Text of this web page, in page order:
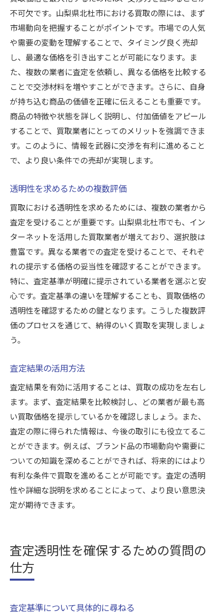
不可欠です。山梨県北杜市における買取の際には、まず
市場動向を把握することがポイントです。市場での人気
や需要の変動を理解することで、タイミング良く売却
し、最適な価格を引き出すことが可能になります。ま
た、複数の業者に査定を依頼し、異なる価格を比較する
ことで交渉材料を増やすことができます。さらに、自身
が持ち込む商品の価値を正確に伝えることも重要です。
商品の特徴や状態を詳しく説明し、付加価値をアピール
することで、買取業者にとってのメリットを強調できま
す。このように、情報を武器に交渉を有利に進めること
で、より良い条件での売却が実現します。
透明性を求めるための複数評価
買取における透明性を求めるためには、複数の業者から
査定を受けることが重要です。山梨県北杜市でも、イン
ターネットを活用した買取業者が増えており、選択肢は
豊富です。異なる業者での査定を受けることで、それぞ
れの提示する価格の妥当性を確認することができます。
特に、査定基準が明確に提示されている業者を選ぶと安
心です。査定基準の違いを理解することも、買取価格の
透明性を確認するための鍵となります。こうした複数評
価のプロセスを通じて、納得のいく買取を実現しましょ
う。
査定結果の活用方法
査定結果を有効に活用することは、買取の成功を左右し
ます。まず、査定結果を比較検討し、どの業者が最も高
い買取価格を提示しているかを確認しましょう。また、
査定の際に得られた情報は、今後の取引にも役立てるこ
とができます。例えば、ブランド品の市場動向や需要に
ついての知識を深めることができれば、将来的にはより
有利な条件で買取を進めることが可能です。査定の透明
性や詳細な説明を求めることによって、より良い意思決
定が期待できます。
査定透明性を確保するための質問の
仕方
査定基準について具体的に尋ねる